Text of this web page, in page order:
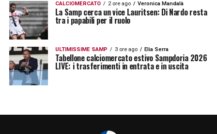
CALCIOMERCATO 2 ore ago Veronica Mandalà
La Samp cerca un vice Lauritsen: Di Nardo resta
tra i papabili per il ruolo
ULTIMISSIME SAMP 3 ore ago Elia Serra
Tabellone calciomercato estivo Sampdoria 2026
LIVE: i trasferimenti in entrata e in uscita